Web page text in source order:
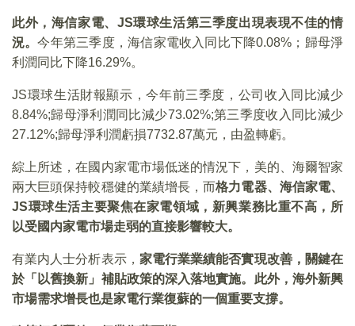
此外，海信家電、JS環球生活第三季度出現表現不佳的情
況。今年第三季度，海信家電收入同比下降0.08%；歸母淨
利潤同比下降16.29%。
JS環球生活財報顯示，今年前三季度，公司收入同比減少
8.84%;歸母淨利潤同比減少73.02%;第三季度收入同比減少
27.12%;歸母淨利潤虧損7732.87萬元，由盈轉虧。
綜上所述，在國内家電市場低迷的情況下，美的、海爾智家
兩大巨頭保持較穩健的業績增長，而格力電器、海信家電、
JS環球生活主要聚焦在家電領域，新興業務比重不高，所
以受國内家電市場走弱的直接影響較大。
有業内人士分析表示， 家電行業業績能否實現改善，關鍵在
於「以舊換新」補貼政策的深入落地實施。此外，海外新興
市場需求增長也是家電行業復蘇的一個重要支撐。